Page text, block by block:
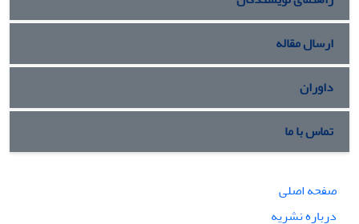
ارسال مقاله
داوران
تماس با ما
صفحه اصلی
درباره نشریه